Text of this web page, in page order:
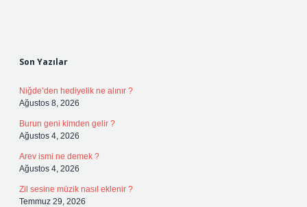
Son Yazılar
Niğde’den hediyelik ne alınır ?
Ağustos 8, 2026
Burun geni kimden gelir ?
Ağustos 4, 2026
Arev ismi ne demek ?
Ağustos 4, 2026
Zil sesine müzik nasıl eklenir ?
Temmuz 29, 2026